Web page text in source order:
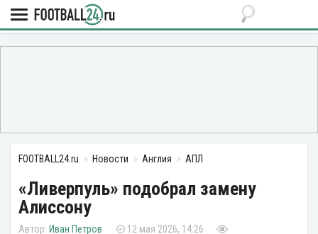
FOOTBALL24.ru Новости Англия АПЛ
«Ливерпуль» подобрал замену
Алиссону
Иван Петров 12 мая 2026, 14:26